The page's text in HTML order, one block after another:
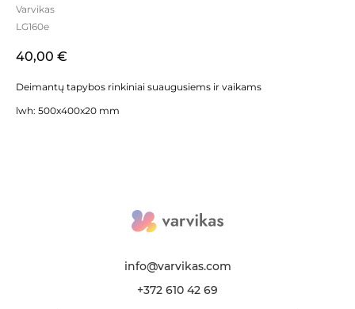
Varvikas
LG160e
40,00 €
Deimantų tapybos rinkiniai suaugusiems ir vaikams
lwh: 500x400x20 mm
info@varvikas.com
+372 610 42 69